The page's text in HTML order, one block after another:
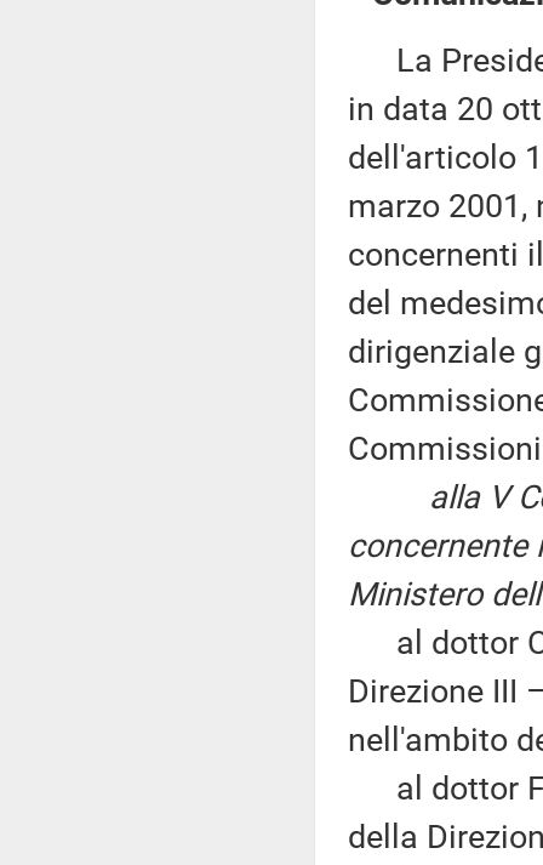
La
in data 20
dell'articolo
marzo
concernenti
del
dirigenziale
alla V
concernente
Ministero
al dottor
Direzione III
nell'ambito
al dottor
della